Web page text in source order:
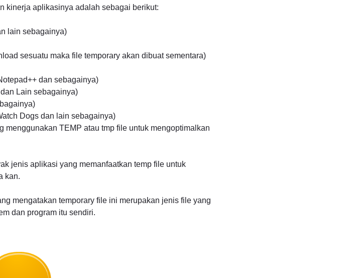
kinerja aplikasinya adalah sebagai berikut:
lain sebagainya)
sesuatu maka file temporary akan dibuat sementara)
dan sebagainya)
Lain sebagainya)
Dogs dan lain sebagainya)
TEMP atau tmp file untuk mengoptimalkan
jenis aplikasi yang memanfaatkan temp file untuk
kan.
mengatakan temporary file ini merupakan jenis file yang
dan program itu sendiri.